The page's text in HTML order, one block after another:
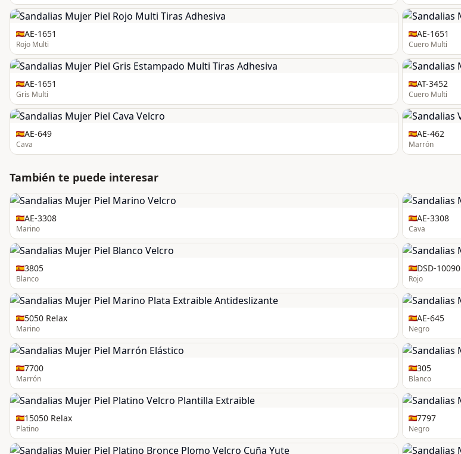
AE-1651
Rojo Multi
AE-1651
Cuero Multi
AE-1651
Gris Multi
AT-3452
Cuero Multi
AE-649
Cava
AE-462
Marrón
También te puede interesar
AE-3308
Marino
AE-3308
Cava
3805
Blanco
DSD-10090
Rojo
5050 Relax
Marino
AE-645
Negro
7700
Marrón
305
Blanco
15050 Relax
Platino
7797
Negro